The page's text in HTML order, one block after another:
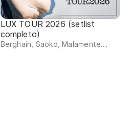
LUX TOUR 2026 (setlist
completo)
Berghain, Saoko, Malamente...